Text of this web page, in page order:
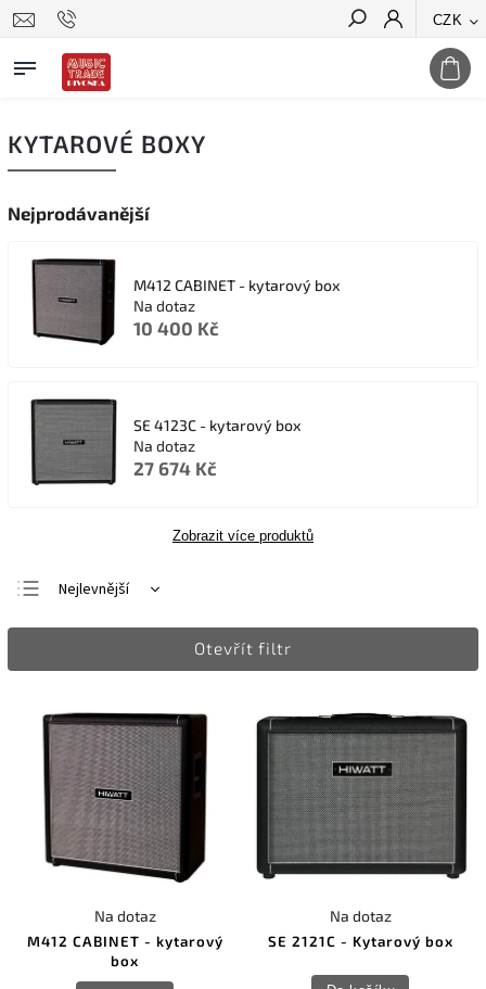
CZK
Hledat
KYTAROVÉ BOXY
Nejprodávanější
M412 CABINET - kytarový box
Na dotaz
10 400 Kč
SE 4123C - kytarový box
Na dotaz
27 674 Kč
Zobrazit více produktů
Nejlevnější
Nejdražší
Otevřít filtr
M412 CABINET - kytarový
box
Na dotaz
SE 2121C - Kytarový box
Na dotaz